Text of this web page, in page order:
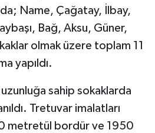
Name, Çağatay, İlbay,
Bağ, Aksu, Güner,
olmak üzere toplam 11
yapıldı.
sahip sokaklarda
Tretuvar imalatları
metretül bordür ve 1950